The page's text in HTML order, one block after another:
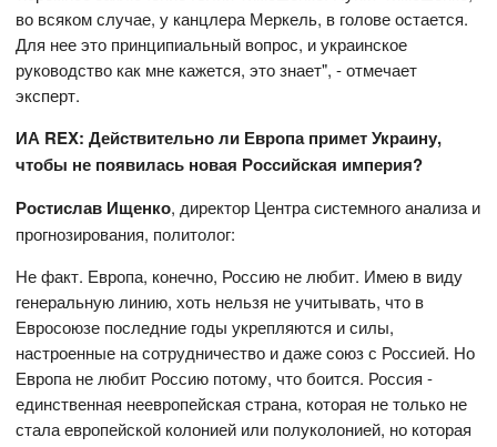
во всяком случае, у канцлера Меркель, в голове остается.
Для нее это принципиальный вопрос, и украинское
руководство как мне кажется, это знает", - отмечает
эксперт.
ИА REX: Действительно ли Европа примет Украину,
чтобы не появилась новая Российская империя?
Ростислав Ищенко, директор Центра системного анализа и
прогнозирования, политолог:
Не факт. Европа, конечно, Россию не любит. Имею в виду
генеральную линию, хоть нельзя не учитывать, что в
Евросоюзе последние годы укрепляются и силы,
настроенные на сотрудничество и даже союз с Россией. Но
Европа не любит Россию потому, что боится. Россия -
единственная неевропейская страна, которая не только не
стала европейской колонией или полуколонией, но которая